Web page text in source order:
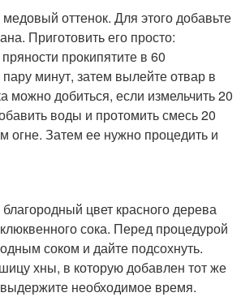
оттенок. Для этого добавьте
Приготовить его просто:
прокипятите в 60
минут, затем вылейте отвар в
можно добиться, если измельчить 20
воды и протомить смесь 20
огне. Затем ее нужно процедить и
цвет красного дерева
сока. Перед процедурой
соком и дайте подсохнуть.
хны, в которую добавлен тот же
необходимое время.